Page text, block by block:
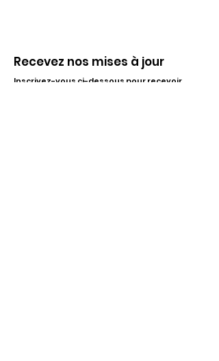
Recevez nos mises à jour
Inscrivez-vous ci-dessous pour recevoir